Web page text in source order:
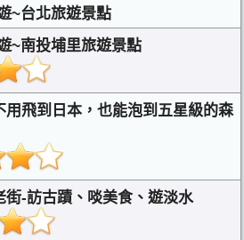
~台北旅遊景點
~南投埔里旅遊景點
用飛到日本，也能泡到五星級的森
街-訪古蹟、啖美食、遊淡水